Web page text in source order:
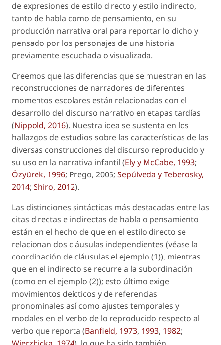
de expresiones de estilo directo y estilo indirecto,
tanto de habla como de pensamiento, en su
producción narrativa oral para reportar lo dicho y
pensado por los personajes de una historia
previamente escuchada o visualizada.
Creemos que las diferencias que se muestran en las
reconstrucciones de narradores de diferentes
momentos escolares están relacionadas con el
desarrollo del discurso narrativo en etapas tardías
(Nippold, 2016). Nuestra idea se sustenta en los
hallazgos de estudios sobre las características de las
diversas construcciones del discurso reproducido y
su uso en la narrativa infantil (Ely y McCabe, 1993;
Özyürek, 1996; Prego, 2005; Sepúlveda y Teberosky,
2014; Shiro, 2012).
Las distinciones sintácticas más destacadas entre las
citas directas e indirectas de habla o pensamiento
están en el hecho de que en el estilo directo se
relacionan dos cláusulas independientes (véase la
coordinación de cláusulas el ejemplo (1)), mientras
que en el indirecto se recurre a la subordinación
(como en el ejemplo (2)); esto último exige
movimientos deícticos y de referencias
pronominales así como ajustes temporales y
modales en el verbo de lo reproducido respecto al
verbo que reporta (Banfield, 1973, 1993, 1982;